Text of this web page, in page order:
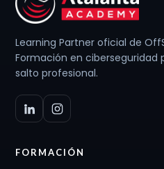
Learning Partner oficial de
Formación en ciberseguridad
salto profesional.
FORMACIÓN